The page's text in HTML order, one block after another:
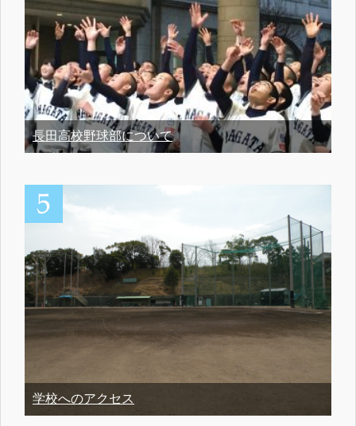
長田高校野球部について
学校へのアクセス